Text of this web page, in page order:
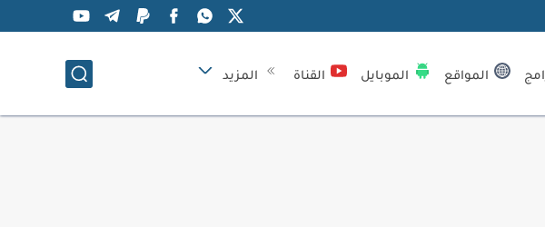
المواقع الموبايل القناة المزيد